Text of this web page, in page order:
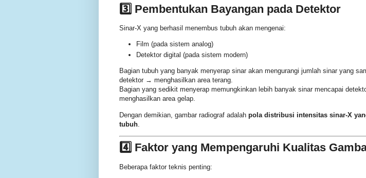
3️⃣ Pembentukan Bayangan pada Detektor
Sinar-X yang berhasil menembus tubuh akan mengenai:
Film (pada sistem analog)
Detektor digital (pada sistem modern)
Bagian tubuh yang banyak menyerap sinar akan mengurangi jumlah sinar yang
detektor → menghasilkan area terang.
Bagian yang sedikit menyerap memungkinkan lebih banyak sinar mencapai
menghasilkan area gelap.
Dengan demikian, gambar radiograf adalah pola distribusi intensitas sinar-X
tubuh
4️⃣ Faktor yang Mempengaruhi Kualitas
Beberapa faktor teknis penting: